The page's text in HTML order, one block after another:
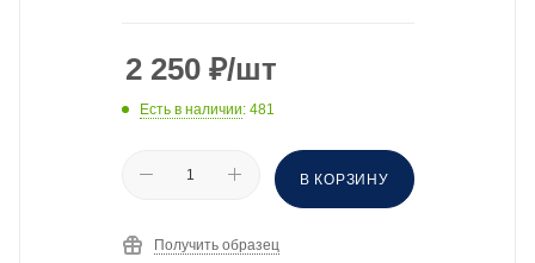
2 250₽/шт
Есть в наличии: 481
В КОРЗИНУ
Получить образец